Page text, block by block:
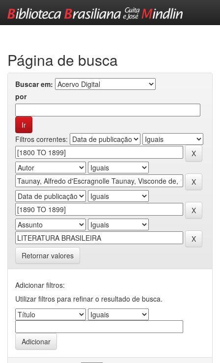
Página de busca
Buscar em:
por
Filtros correntes:
Retornar valores
Adicionar filtros:
Utilizar filtros para refinar o resultado de busca.